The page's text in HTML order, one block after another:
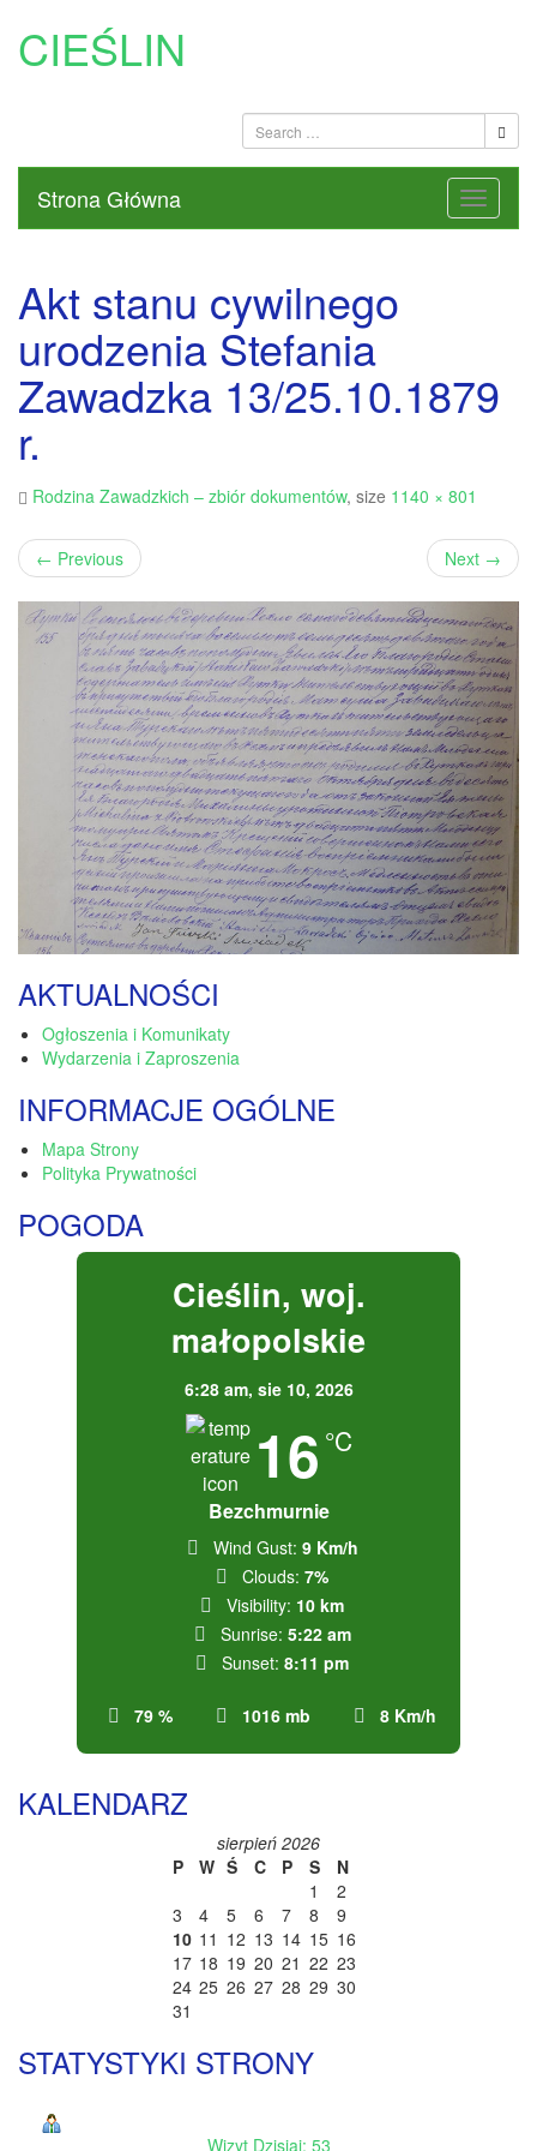
CIEŚLIN
Strona Główna
Akt stanu cywilnego
urodzenia Stefania
Zawadzka 13/25.10.1879
r.
Rodzina Zawadzkich – zbiór dokumentów, size 1140 × 801
← Previous Next →
AKTUALNOŚCI
Ogłoszenia i Komunikaty
Wydarzenia i Zaproszenia
INFORMACJE OGÓLNE
Mapa Strony
Polityka Prywatności
POGODA
Cieślin, woj.
małopolskie
6:28 am, sie 10, 2026
16 °C
Bezchmurnie
79 % 1016 mb 8 Km/h
Wind Gust: 9 Km/h
Clouds: 7%
Visibility: 10 km
Sunrise: 5:22 am
Sunset: 8:11 pm
KALENDARZ
sierpień 2026
P
W Ś C P S
N
1
2
3
4 5 6 7 8
9
10 11 12 13 14 15 16
17 18 19 20 21 22 23
24 25 26 27 28 29 30
31
STATYSTYKI STRONY
Wizyt Dzisiaj: 53